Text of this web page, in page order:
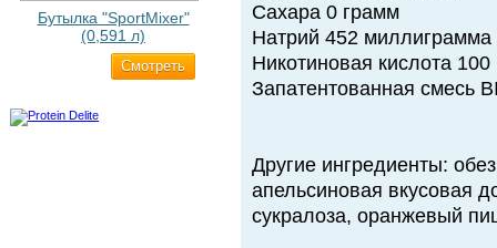
Бутылка "SportMixer"
(0,591 л)
Cмотреть
Сахара 0 грамм
Натрий 452 миллиграмма
Никотиновая кислота
Запатентованная смесь
Другие ингредиенты:
апельсиновая вкусовая
сукралоза, оранжевый